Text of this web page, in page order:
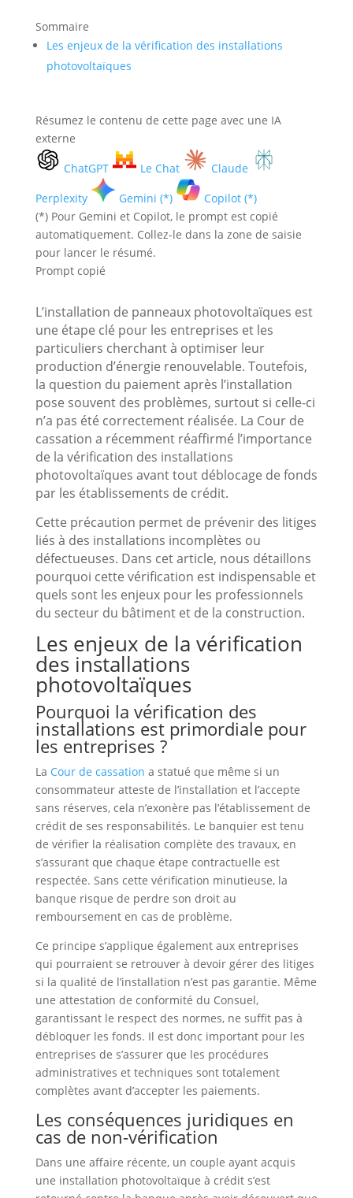
Sommaire
Les enjeux de la vérification des installations
photovoltaïques
Résumez le contenu de cette page avec une IA
externe
ChatGPT
Le Chat
Claude
Perplexity
Gemini (*)
Copilot (*)
(*) Pour Gemini et Copilot, le prompt est copié
automatiquement. Collez-le dans la zone de saisie
pour lancer le résumé.
Prompt copié
L’installation de panneaux photovoltaïques est
une étape clé pour les entreprises et les
particuliers cherchant à optimiser leur
production d’énergie renouvelable. Toutefois,
la question du paiement après l’installation
pose souvent des problèmes, surtout si celle-ci
n’a pas été correctement réalisée. La Cour de
cassation a récemment réaffirmé l’importance
de la vérification des installations
photovoltaïques avant tout déblocage de fonds
par les établissements de crédit.
Cette précaution permet de prévenir des litiges
liés à des installations incomplètes ou
défectueuses. Dans cet article, nous détaillons
pourquoi cette vérification est indispensable et
quels sont les enjeux pour les professionnels
du secteur du bâtiment et de la construction.
Les enjeux de la vérification
des installations
photovoltaïques
Pourquoi la vérification des
installations est primordiale pour
les entreprises ?
La Cour de cassation a statué que même si un
consommateur atteste de l’installation et l’accepte
sans réserves, cela n’exonère pas l’établissement de
crédit de ses responsabilités. Le banquier est tenu
de vérifier la réalisation complète des travaux, en
s’assurant que chaque étape contractuelle est
respectée. Sans cette vérification minutieuse, la
banque risque de perdre son droit au
remboursement en cas de problème.
Ce principe s’applique également aux entreprises
qui pourraient se retrouver à devoir gérer des litiges
si la qualité de l’installation n’est pas garantie. Même
une attestation de conformité du Consuel,
garantissant le respect des normes, ne suffit pas à
débloquer les fonds. Il est donc important pour les
entreprises de s’assurer que les procédures
administratives et techniques sont totalement
complètes avant d’accepter les paiements.
Les conséquences juridiques en
cas de non-vérification
Dans une affaire récente, un couple ayant acquis
une installation photovoltaïque à crédit s’est